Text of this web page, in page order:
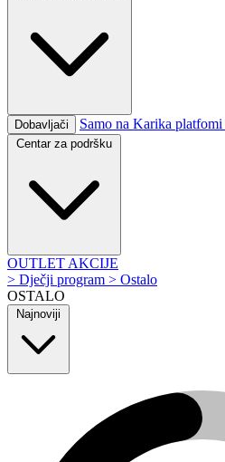
Dobavljači Samo na Karika platfomi
Centar za podršku
OUTLET AKCIJE
> Dječji program > Ostalo
OSTALO
Najnoviji